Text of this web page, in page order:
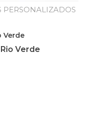
PERSONALIZADOS
Verde
Verde